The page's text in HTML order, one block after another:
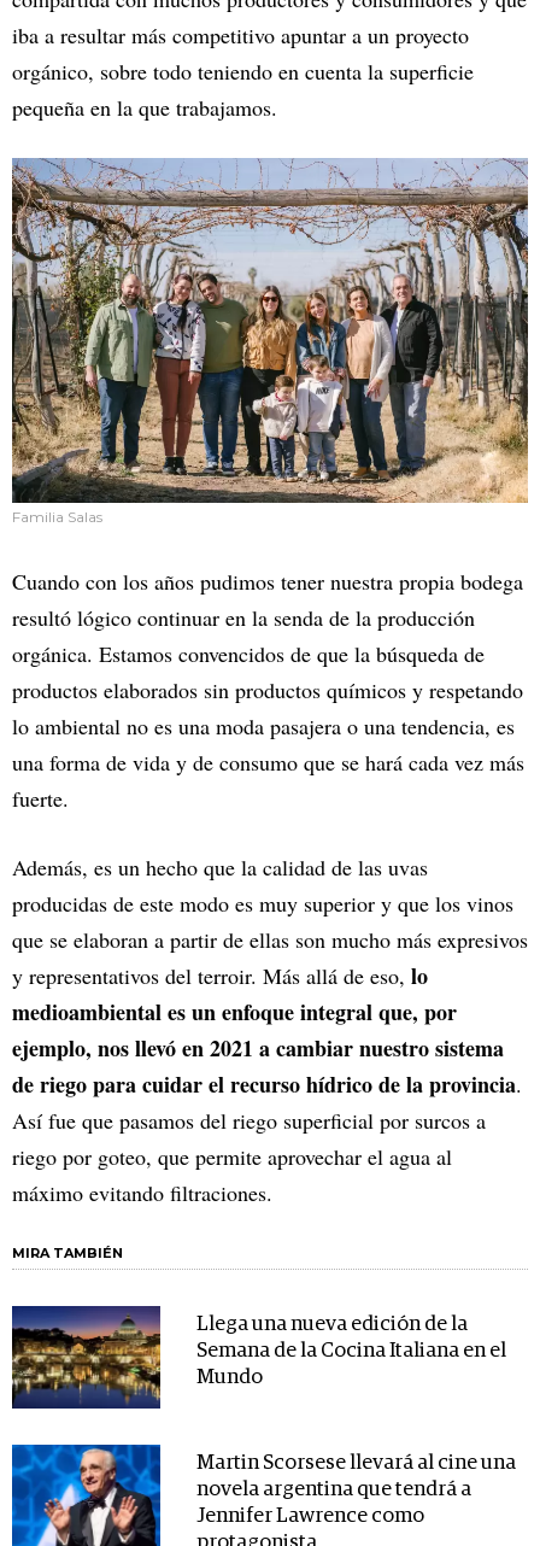
iba a resultar más competitivo apuntar a un proyecto
orgánico, sobre todo teniendo en cuenta la superficie
pequeña en la que trabajamos.
Familia Salas
Cuando con los años pudimos tener nuestra propia bodega
resultó lógico continuar en la senda de la producción
orgánica. Estamos convencidos de que la búsqueda de
productos elaborados sin productos químicos y respetando
lo ambiental no es una moda pasajera o una tendencia, es
una forma de vida y de consumo que se hará cada vez más
fuerte.
Además, es un hecho que la calidad de las uvas
producidas de este modo es muy superior y que los vinos
que se elaboran a partir de ellas son mucho más expresivos
y representativos del terroir. Más allá de eso, lo
medioambiental es un enfoque integral que, por
ejemplo, nos llevó en 2021 a cambiar nuestro sistema
de riego para cuidar el recurso hídrico de la provincia.
Así fue que pasamos del riego superficial por surcos a
riego por goteo, que permite aprovechar el agua al
máximo evitando filtraciones.
MIRA TAMBIÉN
Llega una nueva edición de la
Semana de la Cocina Italiana en el
Mundo
Martin Scorsese llevará al cine una
novela argentina que tendrá a
Jennifer Lawrence como